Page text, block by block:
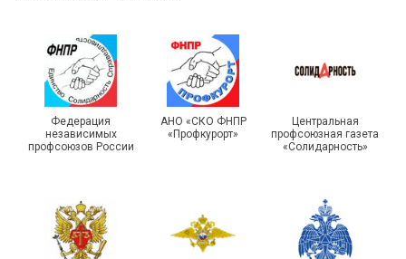
IX Туристический слёт
Московской городской
организации Профсоюза
Турслет и Спартакиада –
праздники спорта и
туризма прошли в Омской
области
Федерация
независимых
профсоюзов России
АНО «СКО ФНПР
«Профкурорт»
Центральная
профсоюзная газета
«Солидарность»